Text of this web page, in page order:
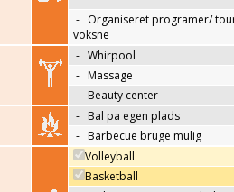
- Organiseret programer/
voksne
- Whirpool
- Massage
- Beauty center
- Bal pa egen plads
- Barbecue bruge mulig
Volleyball
Basketball